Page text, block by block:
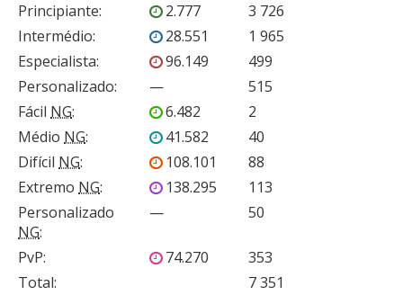
Principiante: 2.777
3 726
Intermédio: 28.551
1 965
Especialista: 96.149
499
Personalizado: —
515
Fácil NG: 6.482
2
Médio NG: 41.582
40
Difícil NG: 108.101
88
Extremo NG: 138.295
113
Personalizado
NG:
— 50
PvP: 74.270
353
Total:
7 351